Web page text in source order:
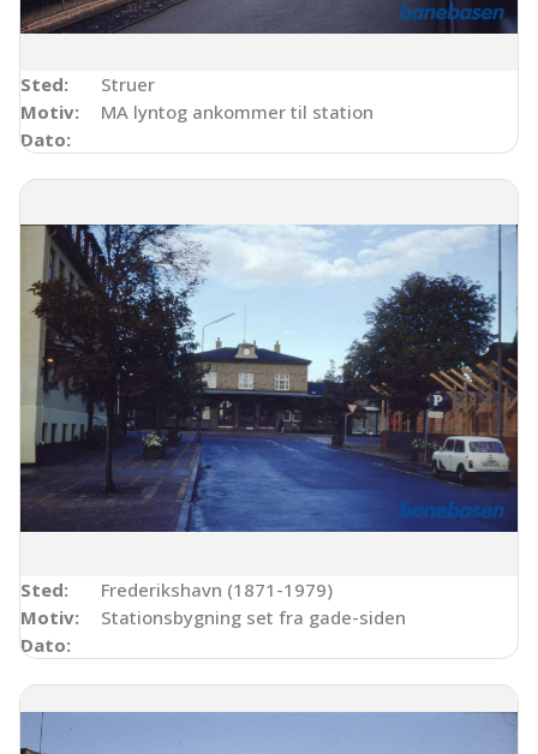
Sted:
Struer
Motiv:
MA lyntog ankommer til station
Dato:
Sted:
Frederikshavn (1871-1979)
Motiv:
Stationsbygning set fra gade-siden
Dato: